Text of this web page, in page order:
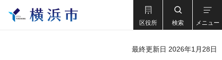
区役所 検索 メニュー
最終更新日 2026年1月28日